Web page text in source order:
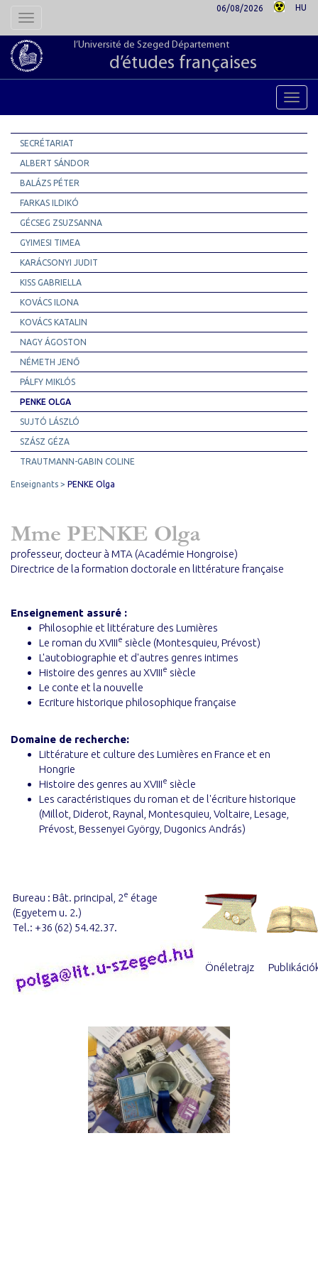
Toggle
06/08/2026 HU
l’Université de Szeged Département
d’études françaises
SECRÉTARIAT
ALBERT SÁNDOR
BALÁZS PÉTER
FARKAS ILDIKÓ
GÉCSEG ZSUZSANNA
GYIMESI TIMEA
KARÁCSONYI JUDIT
KISS GABRIELLA
KOVÁCS ILONA
KOVÁCS KATALIN
NAGY ÁGOSTON
NÉMETH JENŐ
PÁLFY MIKLÓS
PENKE OLGA
SUJTÓ LÁSZLÓ
SZÁSZ GÉZA
TRAUTMANN-GABIN COLINE
Enseignants PENKE Olga
Mme PENKE Olga
professeur, docteur à MTA (Académie Hongroise)
Directrice de la formation doctorale en littérature française
Enseignement assuré :
Philosophie et littérature des Lumières
Le roman du XVIIIe siècle (Montesquieu, Prévost)
L'autobiographie et d'autres genres intimes
Histoire des genres au XVIIIe siècle
Le conte et la nouvelle
Ecriture historique philosophique française
Domaine de recherche:
Littérature et culture des Lumières en France et en
Hongrie
Histoire des genres au XVIIIe siècle
Les caractéristiques du roman et de l'écriture historique
(Millot, Diderot, Raynal, Montesquieu, Voltaire, Lesage,
Prévost, Bessenyei György, Dugonics András)
Bureau : Bât. principal, 2e étage
(Egyetem u. 2.)
Tel.: +36 (62) 54.42.37.
Önéletrajz